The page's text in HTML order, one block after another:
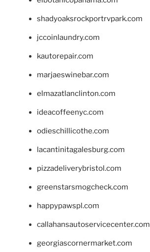
shadyoaksrockportrvpark.com
jccoinlaundry.com
kautorepair.com
marjaeswinebar.com
elmazatlanclinton.com
ideacoffeenyc.com
odieschillicothe.com
lacantinitagalesburg.com
pizzadeliverybristol.com
greenstarsmogcheck.com
happypawspl.com
callahansautoservicecenter.com
georgiascornermarket.com